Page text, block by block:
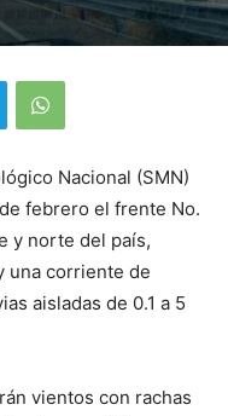
Nacional (SMN)
febrero el frente No.
y norte del país,
una corriente de
aisladas de 0.1 a 5
vientos con rachas